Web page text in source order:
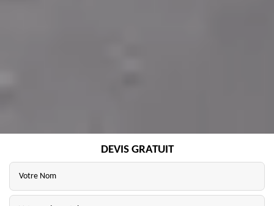
DEVIS GRATUIT